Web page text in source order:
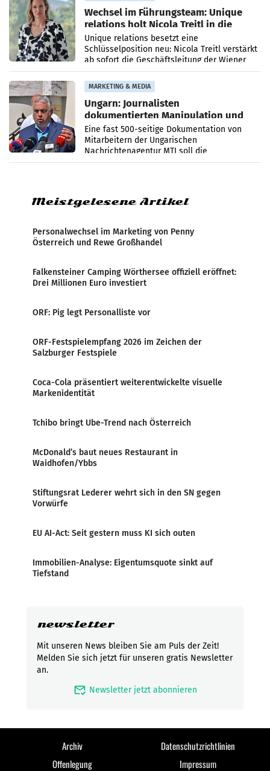
Wechsel im Führungsteam: Unique
relations holt Nicola Treitl in die
Geschäftsleitung
Unique relations besetzt eine
Schlüsselposition neu: Nicola Treitl verstärkt
ab sofort die Geschäftsleitung der Wiener
PR-Agentur an der Seite von Josef Kalina und
Anna Kalina-Mahr.
MARKETING & MEDIA
Ungarn: Journalisten
dokumentierten Manipulation und
Zensur
Eine fast 500-seitige Dokumentation von
Mitarbeitern der Ungarischen
Nachrichtenagentur MTI soll die
systematische Nachrichten-Manipulation und
Meistgelesene Artikel
Personalwechsel im Marketing von Penny
Österreich und Rewe Großhandel
Falkensteiner Camping Wörthersee offiziell eröffnet:
Drei Millionen Euro investiert
ORF: Pig legt Personalliste vor
ORF-Festspielempfang 2026 im Zeichen der
Salzburger Festspiele
Coca-Cola präsentiert weiterentwickelte visuelle
Markenidentität
Tchibo bringt Ube-Trend nach Österreich
McDonald’s baut neues Restaurant in
Waidhofen/Ybbs
Stiftungsrat Lederer wehrt sich in den SN gegen
Vorwürfe
EU AI-Act: Seit gestern muss KI sich outen
Immobilien-Analyse: Eigentumsquote sinkt auf
Tiefstand
newsletter
Mit unseren News bleiben Sie am Puls der Zeit!
Melden Sie sich jetzt für unseren gratis Newsletter
an.
mark_email_read Newsletter jetzt abonnieren
Archiv
Datenschutzrichtlinien
Offenlegung
Impressum